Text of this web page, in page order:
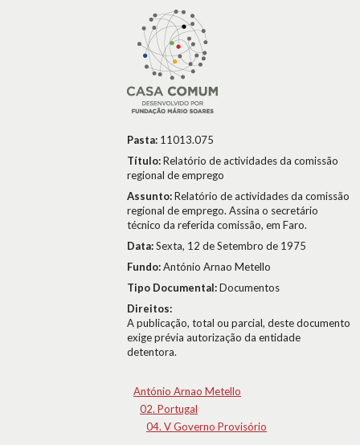
Pasta: 11013.075
Título:Relatório de actividades da comissão
regional de emprego
Assunto:Relatório de actividades da comissão
regional de emprego. Assina o secretário
técnico da referida comissão, em Faro.
Data:Sexta, 12 de Setembro de 1975
Fundo:António Arnao Metello
Tipo Documental:Documentos
Direitos:
A publicação, total ou parcial, deste documento
exige prévia autorização da entidade
detentora.
António Arnao Metello
02. Portugal
04. V Governo Provisório